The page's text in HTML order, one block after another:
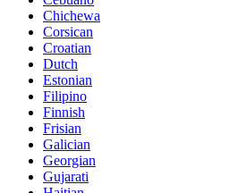
Chichewa
Corsican
Croatian
Dutch
Estonian
Filipino
Finnish
Frisian
Galician
Georgian
Gujarati